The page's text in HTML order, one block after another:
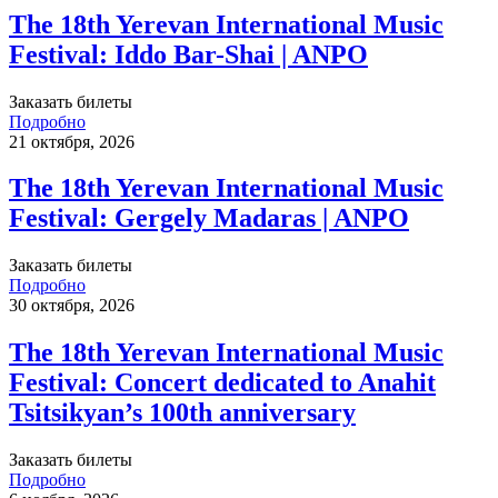
The 18th Yerevan International Music
Festival: Iddo Bar-Shai | ANPO
Заказать билеты
Подробно
21 октября, 2026
The 18th Yerevan International Music
Festival: Gergely Madaras | ANPO
Заказать билеты
Подробно
30 октября, 2026
The 18th Yerevan International Music
Festival: Concert dedicated to Anahit
Tsitsikyan’s 100th anniversary
Заказать билеты
Подробно